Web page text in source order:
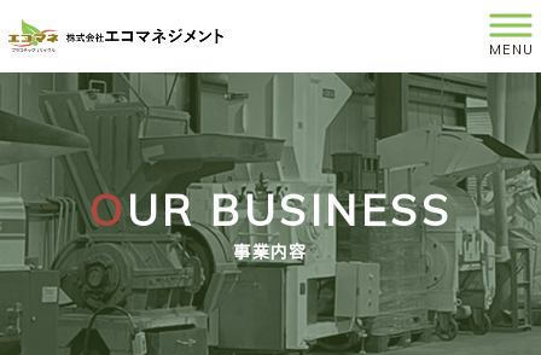
MENU
OUR BUSINESS
事業内容